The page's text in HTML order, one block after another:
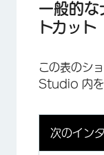
一般的な
トカット
この表のシ
Studio 内を
次のイン